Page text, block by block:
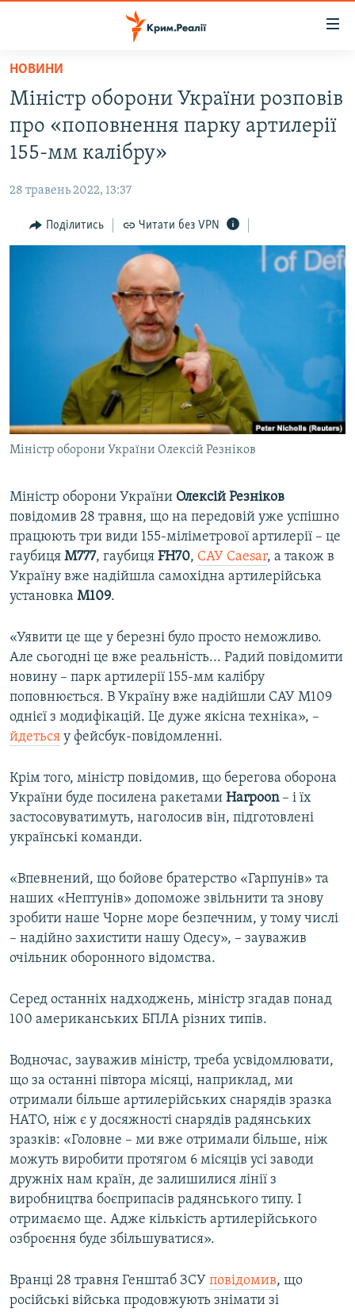
Перейти
основного
матеріалу
Перейти
до
основної
навігації
Перейти
до
ВОДА.КРИМ
ВІДЕО ТА ФОТО
БЛОГИ
ПОГЛЯД
ВІДЕОУРОКИ «ELIFBE»
СВІДЧЕННЯ ОКУПАЦІЇ
УКРАЇНСЬКА ПРОБЛЕМА КРИМУ
ІНФОГРАФІКА
ЯК ОБІЙТИ БЛОКУВАННЯ
Qırımtatar
ДОЛУЧАЙСЯ!
Усі сайти RFE/RL
НОВИНИ
Міністр оборони України розповів
про «поповнення парку артилерії
155-мм калібру»
28 травень 2022, 13:37
Поділитись Читати без VPN
Міністр оборони України Олексій Резніков
Міністр оборони України Олексій Резніков
повідомив 28 травня, що на передовій уже успішно
працюють три види 155-міліметрової артилерії – це
гаубиця М777, гаубиця FH70, САУ Caesar, а також в
Україну вже надійшла самохідна артилерійська
установка М109.
«Уявити це ще у березні було просто неможливо.
Але сьогодні це вже реальність... Радий повідомити
новину – парк артилерії 155-мм калібру
поповнюється. В Україну вже надійшли САУ М109
однієї з модифікацій. Це дуже якісна техніка», –
йдеться у фейсбук-повідомленні.
Крім того, міністр повідомив, що берегова оборона
України буде посилена ракетами Harpoon – і їх
застосовуватимуть, наголосив він, підготовлені
українські команди.
«Впевнений, що бойове братерство «Гарпунів» та
наших «Нептунів» допоможе звільнити та знову
зробити наше Чорне море безпечним, у тому числі
– надійно захистити нашу Одесу», – зауважив
очільник оборонного відомства.
Серед останніх надходжень, міністр згадав понад
100 американських БПЛА різних типів.
Водночас, зауважив міністр, треба усвідомлювати,
що за останні півтора місяці, наприклад, ми
отримали більше артилерійських снарядів зразка
НАТО, ніж є у досяжності снарядів радянських
зразків: «Головне – ми вже отримали більше, ніж
можуть виробити протягом 6 місяців усі заводи
дружніх нам країн, де залишилися лінії з
виробництва боєприпасів радянського типу. І
отримаємо ще. Адже кількість артилерійського
озброєння буде збільшуватися».
Вранці 28 травня Генштаб ЗСУ повідомив, що
російські війська продовжують знімати зі